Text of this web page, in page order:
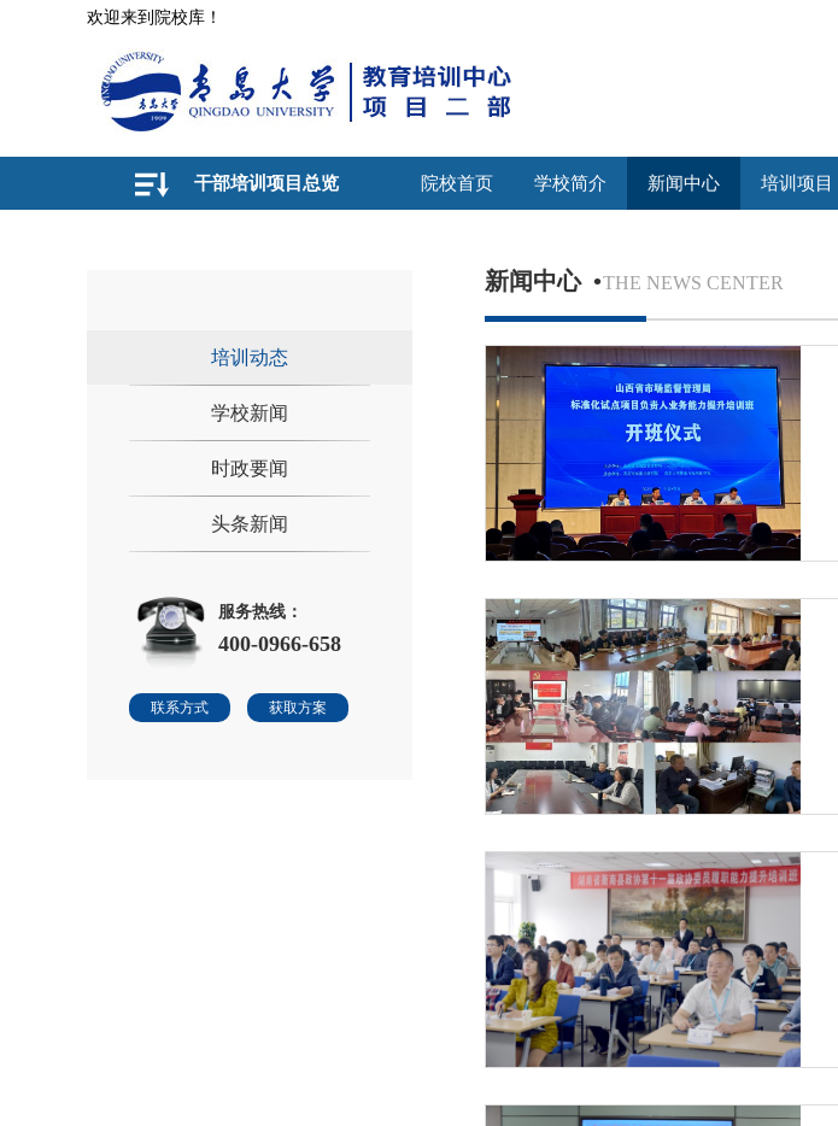
欢迎来到院校库！
院校首页 学校简介 新闻中心 培训项目
干部培训项目总览
培训动态
学校新闻
时政要闻
头条新闻
服务热线：
400-0966-658
联系方式 获取方案
新闻中心 •THE NEWS CENTER